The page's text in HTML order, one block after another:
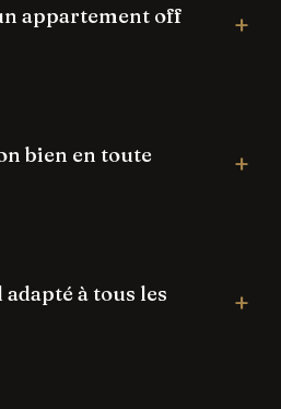
appartement off
bien en toute
à tous les